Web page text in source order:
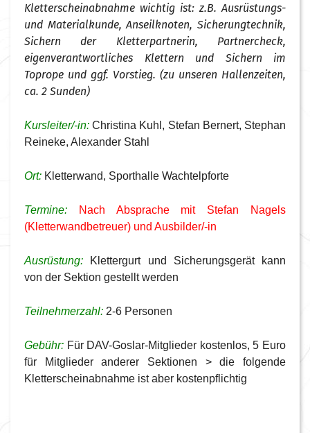
Kletterscheinabnahme wichtig ist: z.B. Ausrüstungs-
und Materialkunde, Anseilknoten, Sicherungtechnik,
Sichern der Kletterpartnerin, Partnercheck,
eigenverantwortliches Klettern und Sichern im
Toprope und ggf. Vorstieg. (zu unseren Hallenzeiten,
ca. 2 Sunden)
Kursleiter/-in: Christina Kuhl, Stefan Bernert, Stephan
Reineke, Alexander Stahl
Ort: Kletterwand, Sporthalle Wachtelpforte
Termine: Nach Absprache mit Stefan Nagels
(Kletterwandbetreuer) und Ausbilder/-in
Ausrüstung: Klettergurt und Sicherungsgerät kann
von der Sektion gestellt werden
Teilnehmerzahl: 2-6 Personen
Gebühr: Für DAV-Goslar-Mitglieder kostenlos, 5 Euro
für Mitglieder anderer Sektionen > die folgende
Kletterscheinabnahme ist aber kostenpflichtig